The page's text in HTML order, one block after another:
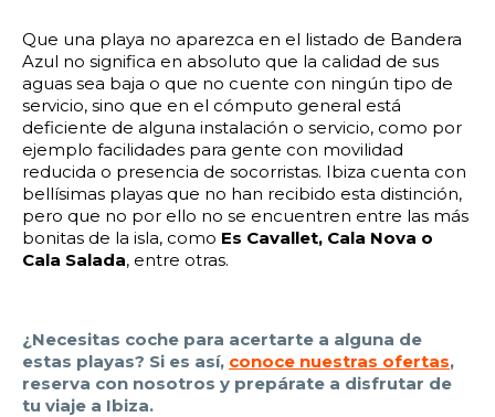
Que una playa no aparezca en el listado de Bandera
Azul no significa en absoluto que la calidad de sus
aguas sea baja o que no cuente con ningún tipo de
servicio, sino que en el cómputo general está
deficiente de alguna instalación o servicio, como por
ejemplo facilidades para gente con movilidad
reducida o presencia de socorristas. Ibiza cuenta con
bellísimas playas que no han recibido esta distinción,
pero que no por ello no se encuentren entre las más
bonitas de la isla, como Es Cavallet, Cala Nova o
Cala Salada, entre otras.
¿Necesitas coche para acertarte a alguna de
estas playas? Si es así, conoce nuestras ofertas,
reserva con nosotros y prepárate a disfrutar de
tu viaje a Ibiza.
22:00 22:30 23:00 23:30
Edad:
Promo code:
Reservar